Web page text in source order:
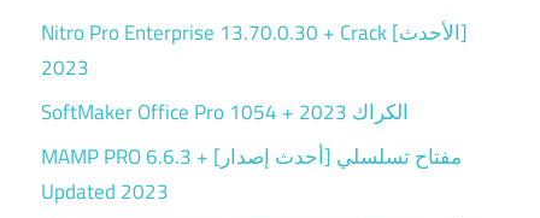
Nitro Pro Enterprise 13.70.0.30 + Crack [الأحدث]
2023
SoftMaker Office Pro 1054 + الكراك 2023
MAMP PRO 6.6.3 + مفتاح تسلسلي [أحدث إصدار]
Updated 2023